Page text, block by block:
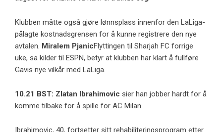
Klubben måtte også gjøre lønnsplass innenfor den LaLiga-
pålagte kostnadsgrensen for å kunne registrere den nye
avtalen. Miralem PjanicFlyttingen til Sharjah FC forrige
uke, sa kilder til ESPN, betyr at klubben har klart å fullføre
Gavis nye vilkår med LaLiga.
10.21 BST: Zlatan Ibrahimovic sier han jobber hardt for å
komme tilbake for å spille for AC Milan.
Ibrahimovic, 40, fortsetter sitt rehabiliteringsprogram etter